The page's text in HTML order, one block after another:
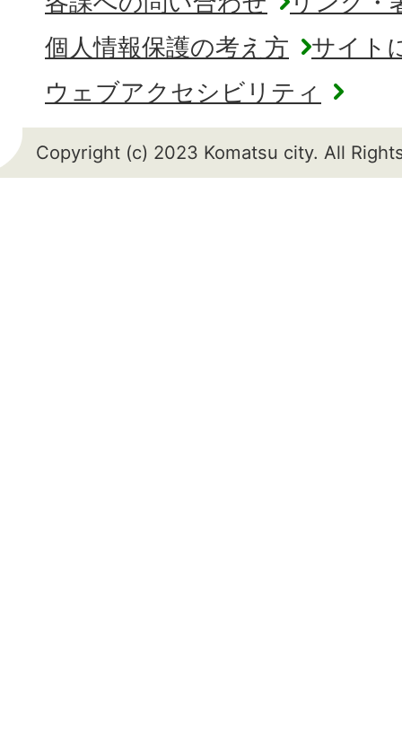
個人情報保護の考え方
サイト
ウェブアクセシビリティ
Copyright (c) 2023 Komatsu city. All